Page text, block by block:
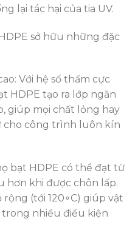
lại tác hại của tia UV.
sở hữu những đặc
Với hệ số thấm cực
HDPE tạo ra lớp ngăn
giúp mọi chất lỏng hay
cho công trình luôn kín
bạt HDPE có thể đạt từ
hơn khi được chôn lấp.
(tới 120∘C) giúp vật
nhiều điều kiện